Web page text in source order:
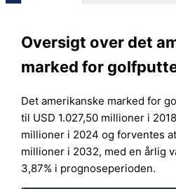
Oversigt over det
marked for
Det amerikanske marked for
til USD 1.027,50 millioner i
millioner i 2024 og forventes
millioner i 2032, med en årlig
3,87% i prognoseperioden.